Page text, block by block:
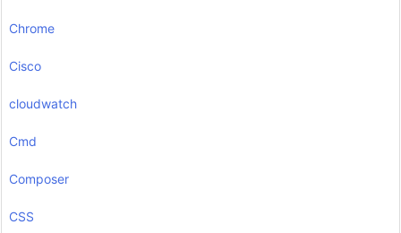
Chrome
Cisco
cloudwatch
Cmd
Composer
CSS